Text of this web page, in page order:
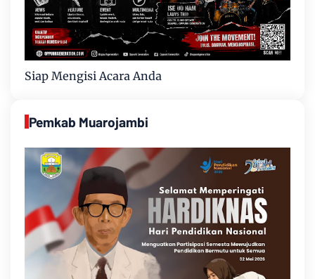
Siap Mengisi Acara Anda
Pemkab Muarojambi